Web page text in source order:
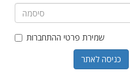
שמירת פרטי ההתחברות